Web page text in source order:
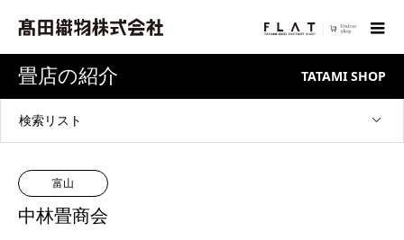
畳店の紹介 TATAMI SHOP
検索リスト
富山
中林畳商会